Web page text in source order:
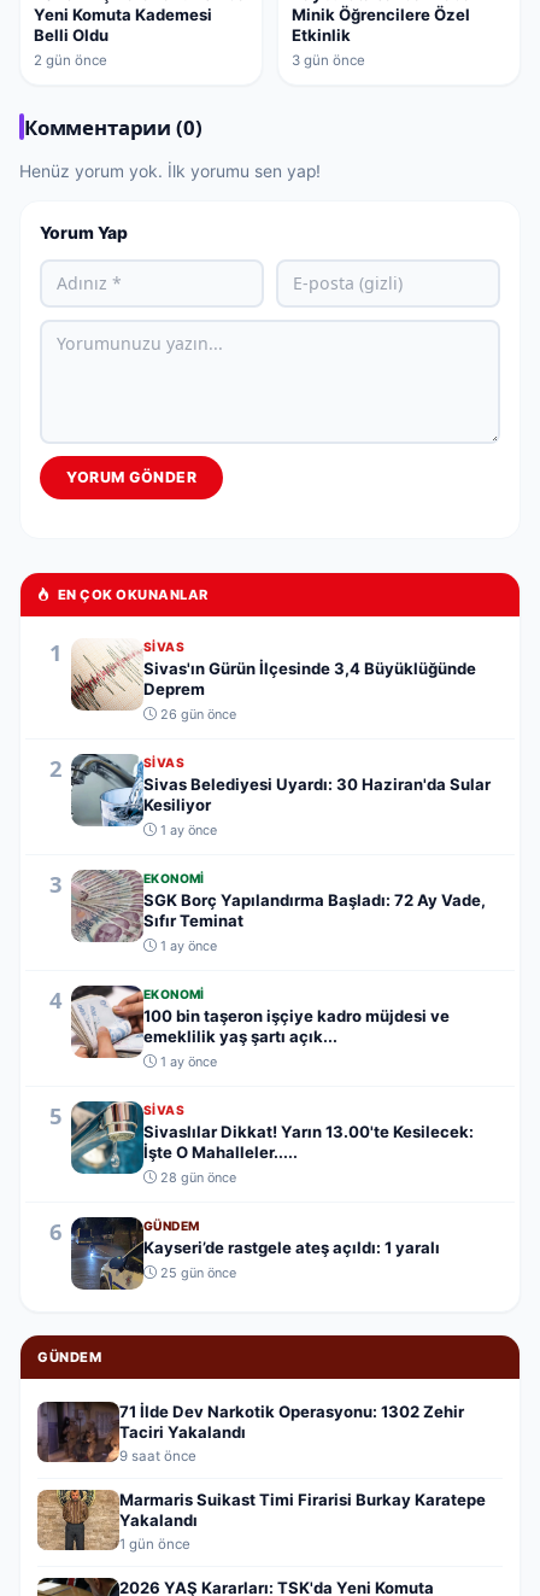
Yeni Komuta Kademesi
Belli Oldu
2 gün önce
Minik Öğrencilere Özel
Etkinlik
3 gün önce
Комментарии (0)
Henüz yorum yok. İlk yorumu sen yap!
Yorum Yap
YORUM GÖNDER
EN ÇOK OKUNANLAR
1 SIVAS
Sivas'ın Gürün İlçesinde 3,4 Büyüklüğünde
Deprem
26 gün önce
2 SIVAS
Sivas Belediyesi Uyardı: 30 Haziran'da Sular
Kesiliyor
1 ay önce
3 EKONOMI
SGK Borç Yapılandırma Başladı: 72 Ay Vade,
Sıfır Teminat
1 ay önce
4 EKONOMI
100 bin taşeron işçiye kadro müjdesi ve
emeklilik yaş şartı açık...
1 ay önce
5 SIVAS
Sivaslılar Dikkat! Yarın 13.00'te Kesilecek:
İşte O Mahalleler.....
28 gün önce
6 GÜNDEM
Kayseri’de rastgele ateş açıldı: 1 yaralı
25 gün önce
GÜNDEM
71 İlde Dev Narkotik Operasyonu: 1302 Zehir
Taciri Yakalandı
9 saat önce
Marmaris Suikast Timi Firarisi Burkay Karatepe
Yakalandı
1 gün önce
2026 YAŞ Kararları: TSK'da Yeni Komuta